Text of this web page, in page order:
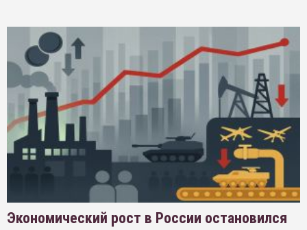
Экономический рост в России остановился